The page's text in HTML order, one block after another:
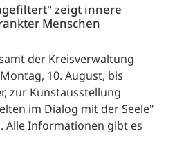
zeigt innere
Menschen
der Kreisverwaltung
10. August, bis
zur Kunstausstellung
im Dialog mit der Seele"
Alle Informationen gibt es